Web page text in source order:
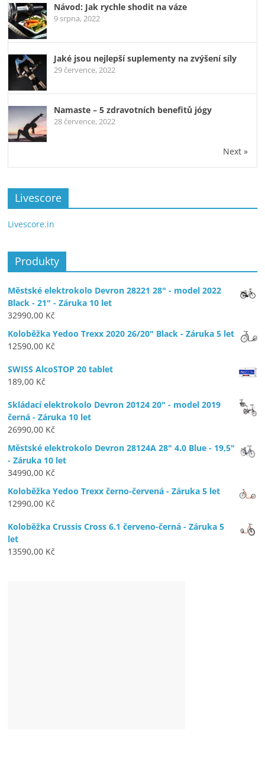
Návod: Jak rychle shodit na váze
9 srpna, 2022
Jaké jsou nejlepší suplementy na zvýšení síly
29 července, 2022
Namaste – 5 zdravotních benefitů jógy
28 července, 2022
Next »
Livescore
Livescore.in
Produkty
Městské elektrokolo Devron 28221 28" - model 2022
Black - 21" - Záruka 10 let
32990,00 Kč
Koloběžka Yedoo Trexx 2020 26/20" Black - Záruka 5 let
12590,00 Kč
SWISS AlcoSTOP 20 tablet
189,00 Kč
Skládací elektrokolo Devron 20124 20" - model 2019
černá - Záruka 10 let
26990,00 Kč
Městské elektrokolo Devron 28124A 28" 4.0 Blue - 19,5"
- Záruka 10 let
34990,00 Kč
Koloběžka Yedoo Trexx černo-červená - Záruka 5 let
12990,00 Kč
Koloběžka Crussis Cross 6.1 červeno-černá - Záruka 5
let
13590,00 Kč